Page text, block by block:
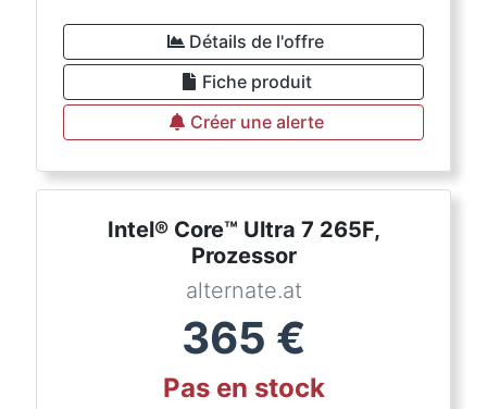
Détails de l'offre
Fiche produit
Créer une alerte
Intel® Core™ Ultra 7 265F,
Prozessor
alternate.at
365 €
Pas en stock